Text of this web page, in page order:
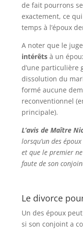
de fait pourrons
exactement, ce
temps à l’époux
A noter que le
intérêts à un
d’une particulière
dissolution du
formé aucune
reconventionnel
principale).
L’avis de Maître
lorsqu’un des
et que le premier
faute de son
Le divorce
Un des époux
si son conjoint a